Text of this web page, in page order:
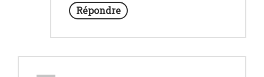
Répondre